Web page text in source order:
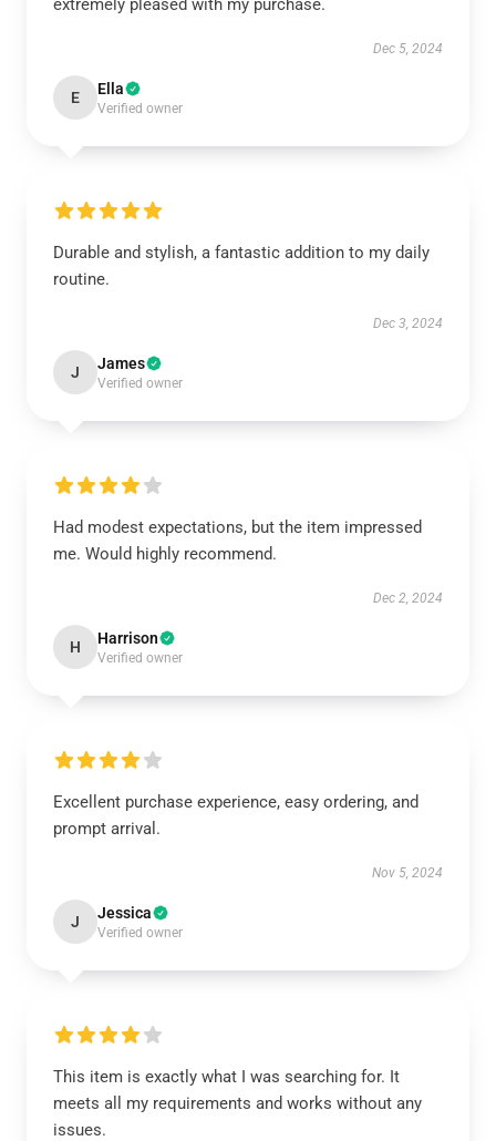
extremely pleased with my purchase.
Dec 5, 2024
E Ella
Verified owner
Durable and stylish, a fantastic addition to my daily
routine.
Dec 3, 2024
J James
Verified owner
Had modest expectations, but the item impressed
me. Would highly recommend.
Dec 2, 2024
H Harrison
Verified owner
Excellent purchase experience, easy ordering, and
prompt arrival.
Nov 5, 2024
J Jessica
Verified owner
This item is exactly what I was searching for. It
meets all my requirements and works without any
issues.